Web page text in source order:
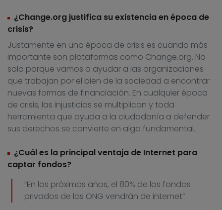
¿Change.org justifica su existencia en época de
crisis?
Justamente en una época de crisis es cuando más
importante son plataformas como Change.org. No
solo porque vamos a ayudar a las organizaciones
que trabajan por el bien de la sociedad a encontrar
nuevas formas de financiación. En cualquier época
de crisis, las injusticias se multiplican y toda
herramienta que ayuda a la ciudadanía a defender
sus derechos se convierte en algo fundamental.
¿Cuál es la principal ventaja de Internet para
captar fondos?
“En los próximos años, el 80% de los fondos
privados de las ONG vendrán de internet”